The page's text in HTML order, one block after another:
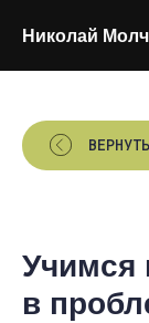
Николай
Учимся
в